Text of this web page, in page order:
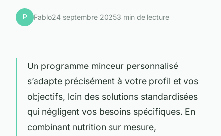
P Pablo24 septembre 20253 min de lecture
Un programme minceur personnalisé
s’adapte précisément à votre profil et vos
objectifs, loin des solutions standardisées
qui négligent vos besoins spécifiques. En
combinant nutrition sur mesure,